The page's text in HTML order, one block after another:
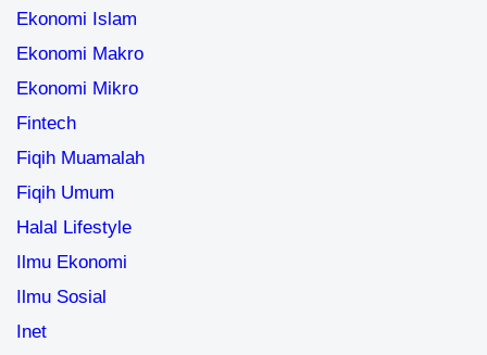
Ekonomi Islam
Ekonomi Makro
Ekonomi Mikro
Fintech
Fiqih Muamalah
Fiqih Umum
Halal Lifestyle
Ilmu Ekonomi
Ilmu Sosial
Inet